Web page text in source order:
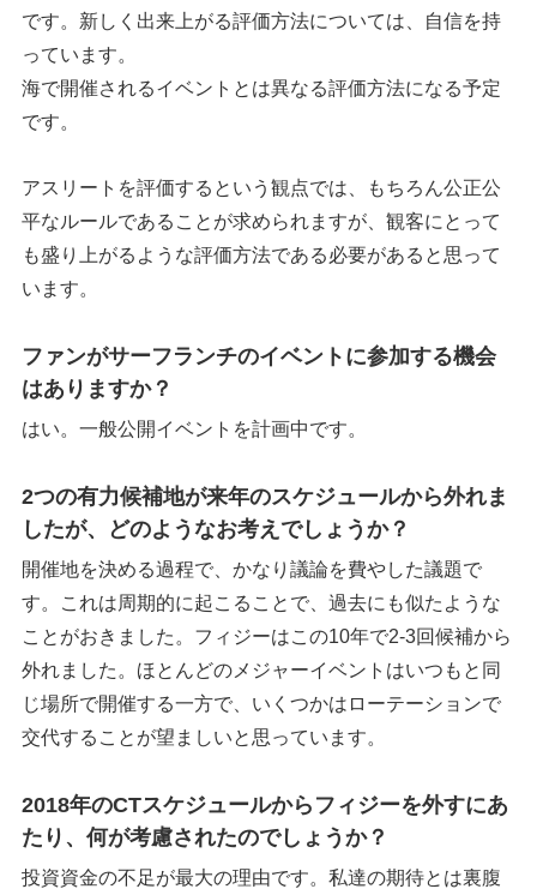
です。新しく出来上がる評価方法については、自信を持
っています。
海で開催されるイベントとは異なる評価方法になる予定
です。
アスリートを評価するという観点では、もちろん公正公
平なルールであることが求められますが、観客にとって
も盛り上がるような評価方法である必要があると思って
います。
ファンがサーフランチのイベントに参加する機会
はありますか？
はい。一般公開イベントを計画中です。
2つの有力候補地が来年のスケジュールから外れま
したが、どのようなお考えでしょうか？
開催地を決める過程で、かなり議論を費やした議題で
す。これは周期的に起こることで、過去にも似たような
ことがおきました。フィジーはこの10年で2-3回候補から
外れました。ほとんどのメジャーイベントはいつもと同
じ場所で開催する一方で、いくつかはローテーションで
交代することが望ましいと思っています。
2018年のCTスケジュールからフィジーを外すにあ
たり、何が考慮されたのでしょうか？
投資資金の不足が最大の理由です。私達の期待とは裏腹